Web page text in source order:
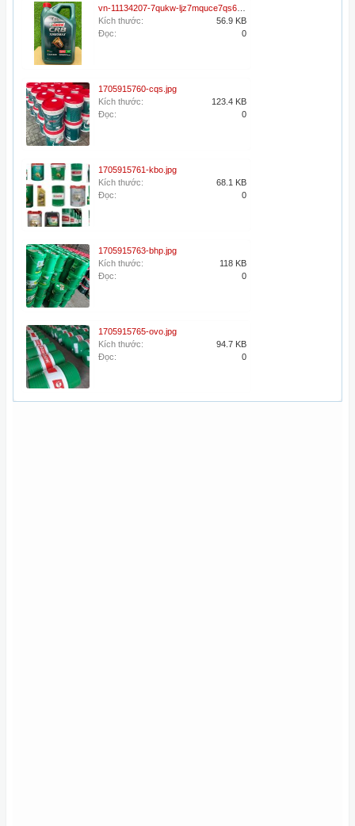
Kích thước:
56.9 KB
Đọc:
0
1705915760-cqs.jpg
Kích thước:
123.4 KB
Đọc:
0
1705915761-kbo.jpg
Kích thước:
68.1 KB
Đọc:
0
1705915763-bhp.jpg
Kích thước:
118 KB
Đọc:
0
1705915765-ovo.jpg
Kích thước:
94.7 KB
Đọc:
0